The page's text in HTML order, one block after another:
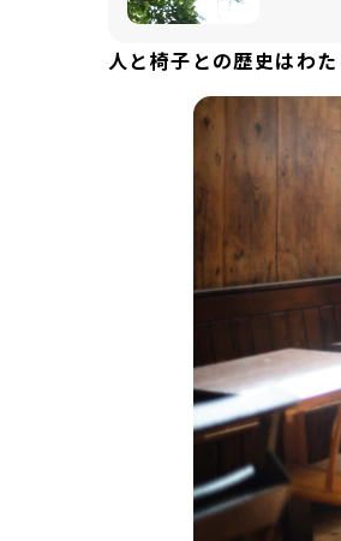
人と椅子との歴史はわ